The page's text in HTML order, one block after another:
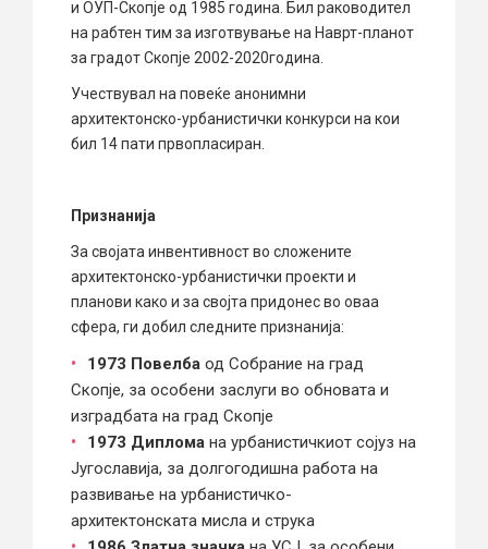
и ОУП-Скопје од 1985 година. Бил раководител
на рабтен тим за изготвување на Наврт-планот
за градот Скопје 2002-2020година.
Учествувал на повеќе анонимни
архитектонско-урбанистички конкурси на кои
бил 14 пати првопласиран.
Признанија
За својата инвентивност во сложените
архитектонско-урбанистички проекти и
планови како и за својта придонес во оваа
сфера, ги добил следните признанија:
1973 Повелба од Собрание на град
Скопје, за особени заслуги во обновата и
изградбата на град Скопје
1973 Диплома на урбанистичкиот сојуз на
Југославија, за долгогодишна работа на
развивање на урбанистичко-
архитектонската мисла и струка